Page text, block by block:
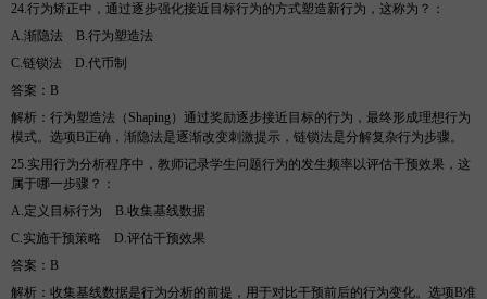
24.行为矫正中，通过逐步强化接近目标行为的方式塑造新行为，这称为？ ：
A.渐隐法
B.行为塑造法
C.链锁法
D.代币制
答案 ： B
解析 ：行为塑造法（ Shaping）通过奖励逐步接近目标的行为，最终形成理想行为
模式。选项B正确，渐隐法是逐渐改变刺激提示，链锁法是分解复杂行为步骤。
25.实用行为分析程序中，教师记录学生问题行为的发生频率以评估干预效果，这
属于哪一步骤？ ：
A.定义目标行为
B.收集基线数据
C.实施干预策略
D.评估干预效果
答案 ： B
解析 ：收集基线数据是行为分析的前提，用于对比干预前后的行为变化。选项 B准